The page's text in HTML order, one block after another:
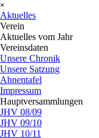
×
Aktuelles
Verein
Aktuelles vom Jahr
Vereinsdaten
Unsere Chronik
Unsere Satzung
Ahnentafel
Impressum
Hauptversammlungen
JHV 08/09
JHV 09/10
JHV 10/11